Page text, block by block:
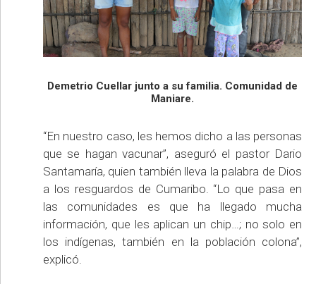
Demetrio Cuellar junto a su familia. Comunidad de
Maniare.
“En nuestro caso, les hemos dicho a las personas
que se hagan vacunar”, aseguró el pastor Dario
Santamaría, quien también lleva la palabra de Dios
a los resguardos de Cumaribo. “Lo que pasa en
las comunidades es que ha llegado mucha
información, que les aplican un chip…; no solo en
los indígenas, también en la población colona”,
explicó.